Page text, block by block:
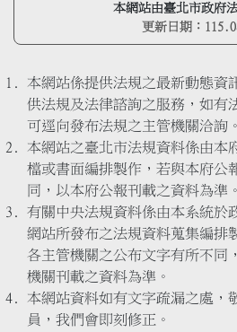
本網站由臺北市政府
更新日期：
本網站係提供法規之最新動態資
供法規及法律諮詢之服務，如有
可逕向發布法規之主管機關洽詢。
本網站之臺北市法規資料係由本
檔或書面編排製作，若與本府公
同，以本府公報刊載之資料為準。
有關中央法規資料係由本系統於
網站所發布之法規資料蒐集編排
各主管機關之公布文字有所不同
機關刊載之資料為準。
本網站資料如有文字疏漏之處，
員，我們會即刻修正。